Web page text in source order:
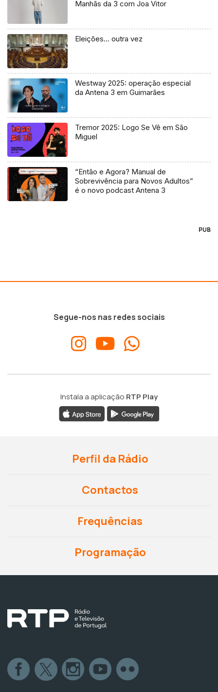
Manhãs da 3 com Joa Vitor
Eleições… outra vez
Westway 2025: operação especial
da Antena 3 em Guimarães
Tremor 2025: Logo Se Vê em São
Miguel
“Então e Agora? Manual de
Sobrevivência para Novos Adultos”
é o novo podcast Antena 3
PUB
Segue-nos nas redes sociais
Instala a aplicação RTP Play
Perfil da Rádio
Contactos
Frequências
Programação